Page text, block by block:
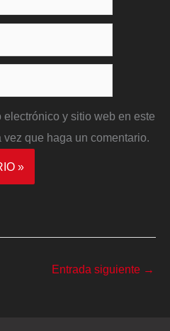
electrónico y sitio web en este
que haga un comentario.
Entrada siguiente →